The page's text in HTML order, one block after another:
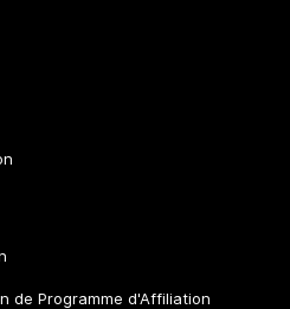
de Programme d'Affiliation